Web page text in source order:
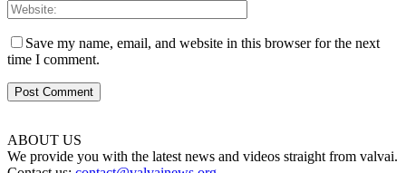
Save my name, email, and website in this browser for the next
time I comment.
ABOUT US
We provide you with the latest news and videos straight from valvai.